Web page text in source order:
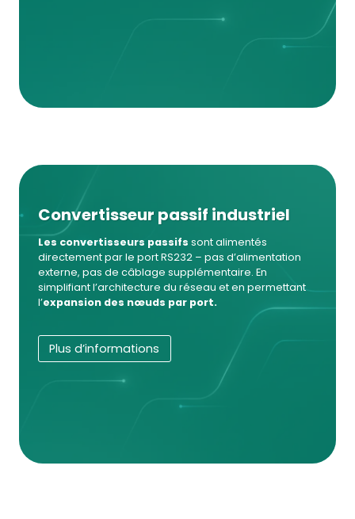
Convertisseur passif industriel
Les convertisseurs passifs sont alimentés
directement par le port RS232 – pas d’alimentation
externe, pas de câblage supplémentaire. En
simplifiant l’architecture du réseau et en permettant
l’expansion des nœuds par port.
Plus d’informations